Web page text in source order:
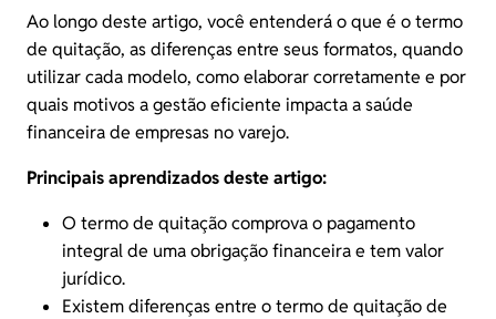
Ao longo deste artigo, você entenderá o que é o termo
de quitação, as diferenças entre seus formatos, quando
utilizar cada modelo, como elaborar corretamente e por
quais motivos a gestão eficiente impacta a saúde
financeira de empresas no varejo.
Principais aprendizados deste artigo:
O termo de quitação comprova o pagamento
integral de uma obrigação financeira e tem valor
jurídico.
Existem diferenças entre o termo de quitação de